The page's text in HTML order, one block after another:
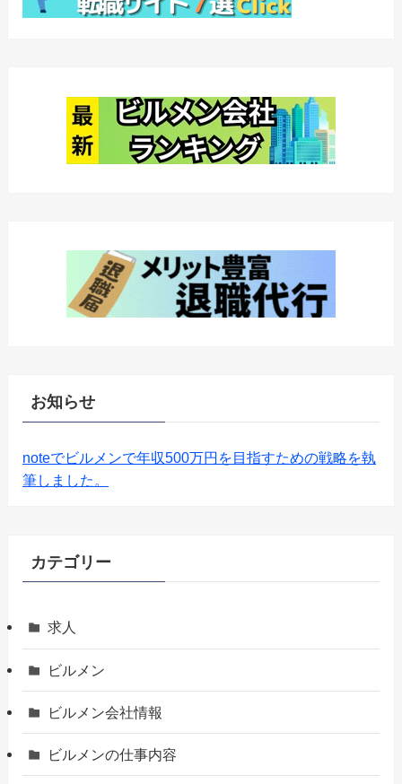
お知らせ
noteでビルメンで年収500万円を目指すための戦略を執
筆しました。
カテゴリー
求人
ビルメン
ビルメン会社情報
ビルメンの仕事内容